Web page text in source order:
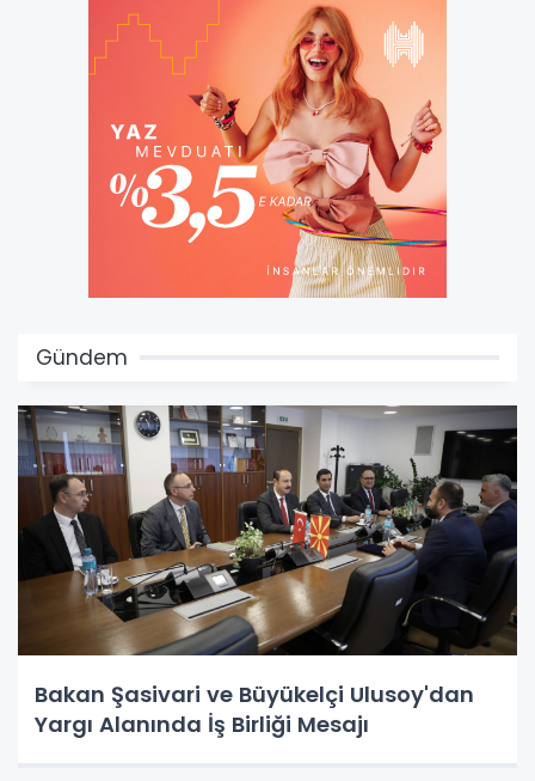
Gündem
Bakan Şasivari ve Büyükelçi Ulusoy'dan
Yargı Alanında İş Birliği Mesajı